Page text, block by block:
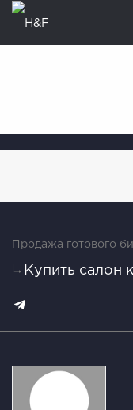
Продажа готового
Купить салон